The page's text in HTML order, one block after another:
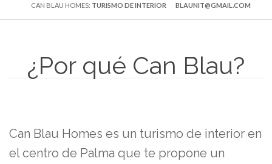
CAN BLAU HOMES: TURISMO DE INTERIOR BLAUNIT@GMAIL.COM
¿Por qué Can Blau?
Can Blau Homes es un turismo de interior en
el centro de Palma que te propone un